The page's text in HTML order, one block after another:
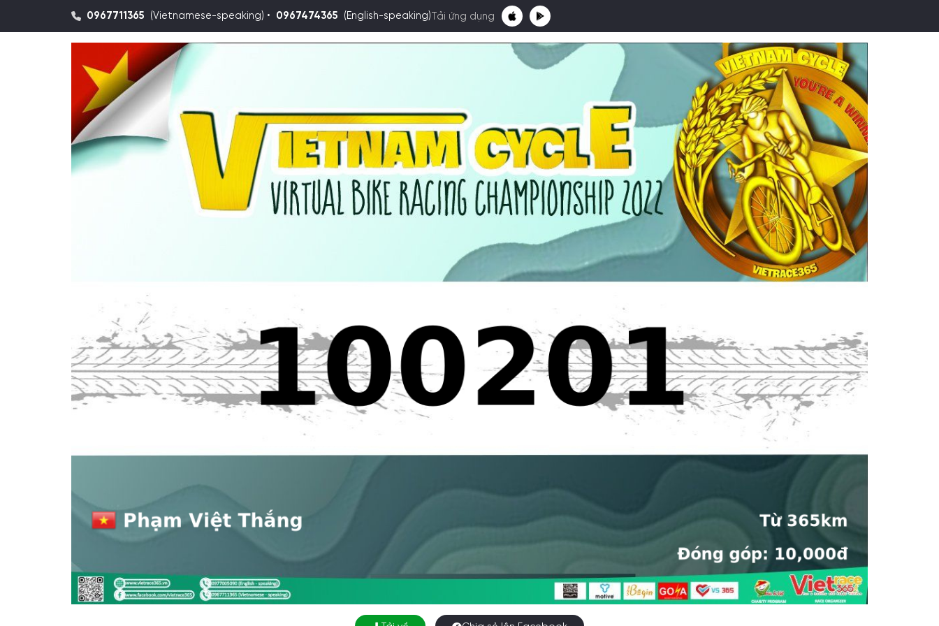
0967711365 (Vietnamese-speaking) • 0967474365 (English-speaking) Tải ứng dụng